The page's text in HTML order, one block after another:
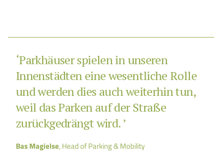
‘Parkhäuser spielen in unseren
Innenstädten eine wesentliche Rolle
und werden dies auch weiterhin tun,
weil das Parken auf der Straße
zurückgedrängt wird. ’
Bas Magielse, Head of Parking & Mobility